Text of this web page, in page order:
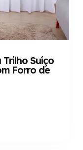
Suíço
Forro de